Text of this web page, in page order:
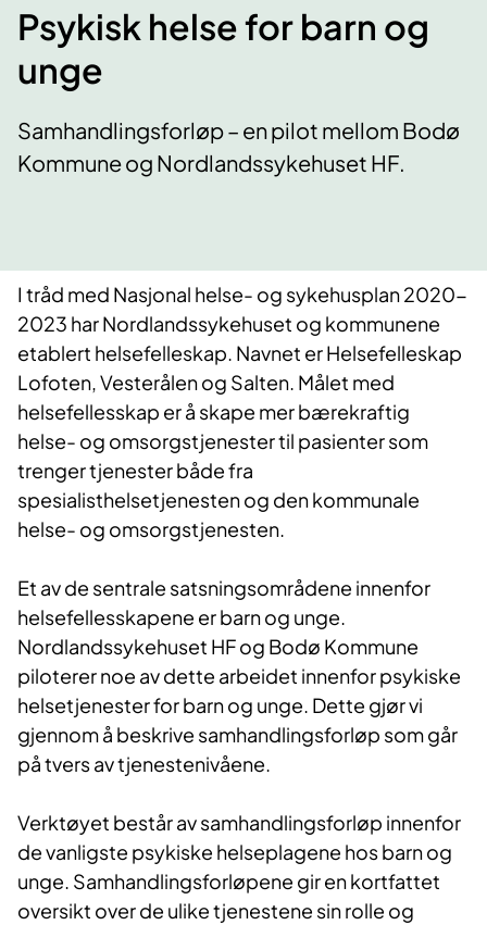
Psykisk helse for barn og
unge
Samhandlingsforløp – en pilot mellom Bodø
Kommune og Nordlandssykehuset HF.
​​I tråd med Nasjonal helse- og sykehusplan 2020-
2023 har Nordlandssykehuset og kommunene
etablert helsefelleskap. Navnet er Helsefelleskap
Lofoten, Vesterålen og Salten. Målet med
helsefellesskap er å skape mer bærekraftig
helse- og omsorgstjenester til pasienter som
trenger tjenester både fra
spesialisthelsetjenesten og den kommunale
helse- og omsorgstjenesten.
Et av de sentrale satsningsområdene innenfor
helsefellesskapene er barn og unge.
Nordlandssykehuset HF og Bodø Kommune
piloterer noe av dette arbeidet innenfor psykiske
helsetjenester for barn og unge. Dette gjør vi
gjennom å beskrive samhandlingsforløp som går
på tvers av tjenestenivåene.
Verktøyet består av samhandlingsforløp innenfor
de vanligste psykiske helseplagene hos barn og
unge. Samhandlingsforløpene gir en kortfattet
oversikt over de ulike tjenestene sin rolle og